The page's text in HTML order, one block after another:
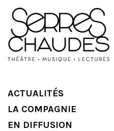
ACTUALITÉS
LA COMPAGNIE
EN DIFFUSION